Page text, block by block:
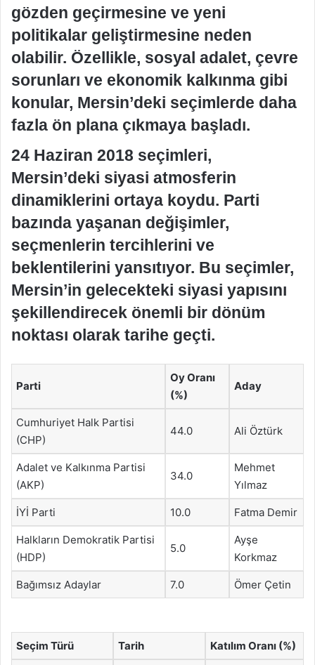
gözden geçirmesine ve yeni
politikalar geliştirmesine neden
olabilir. Özellikle, sosyal adalet, çevre
sorunları ve ekonomik kalkınma gibi
konular, Mersin’deki seçimlerde daha
fazla ön plana çıkmaya başladı.
24 Haziran 2018 seçimleri,
Mersin’deki siyasi atmosferin
dinamiklerini ortaya koydu. Parti
bazında yaşanan değişimler,
seçmenlerin tercihlerini ve
beklentilerini yansıtıyor. Bu seçimler,
Mersin’in gelecekteki siyasi yapısını
şekillendirecek önemli bir dönüm
noktası olarak tarihe geçti.
Parti
Oy Oranı
(%)
Aday
Cumhuriyet Halk Partisi
(CHP)
44.0 Ali Öztürk
Adalet ve Kalkınma Partisi
(AKP)
34.0
Mehmet
Yılmaz
İYİ Parti 10.0 Fatma Demir
Halkların Demokratik Partisi
(HDP)
5.0
Ayşe
Korkmaz
Bağımsız Adaylar 7.0 Ömer Çetin
Seçim Türü Tarih Katılım Oranı (%)